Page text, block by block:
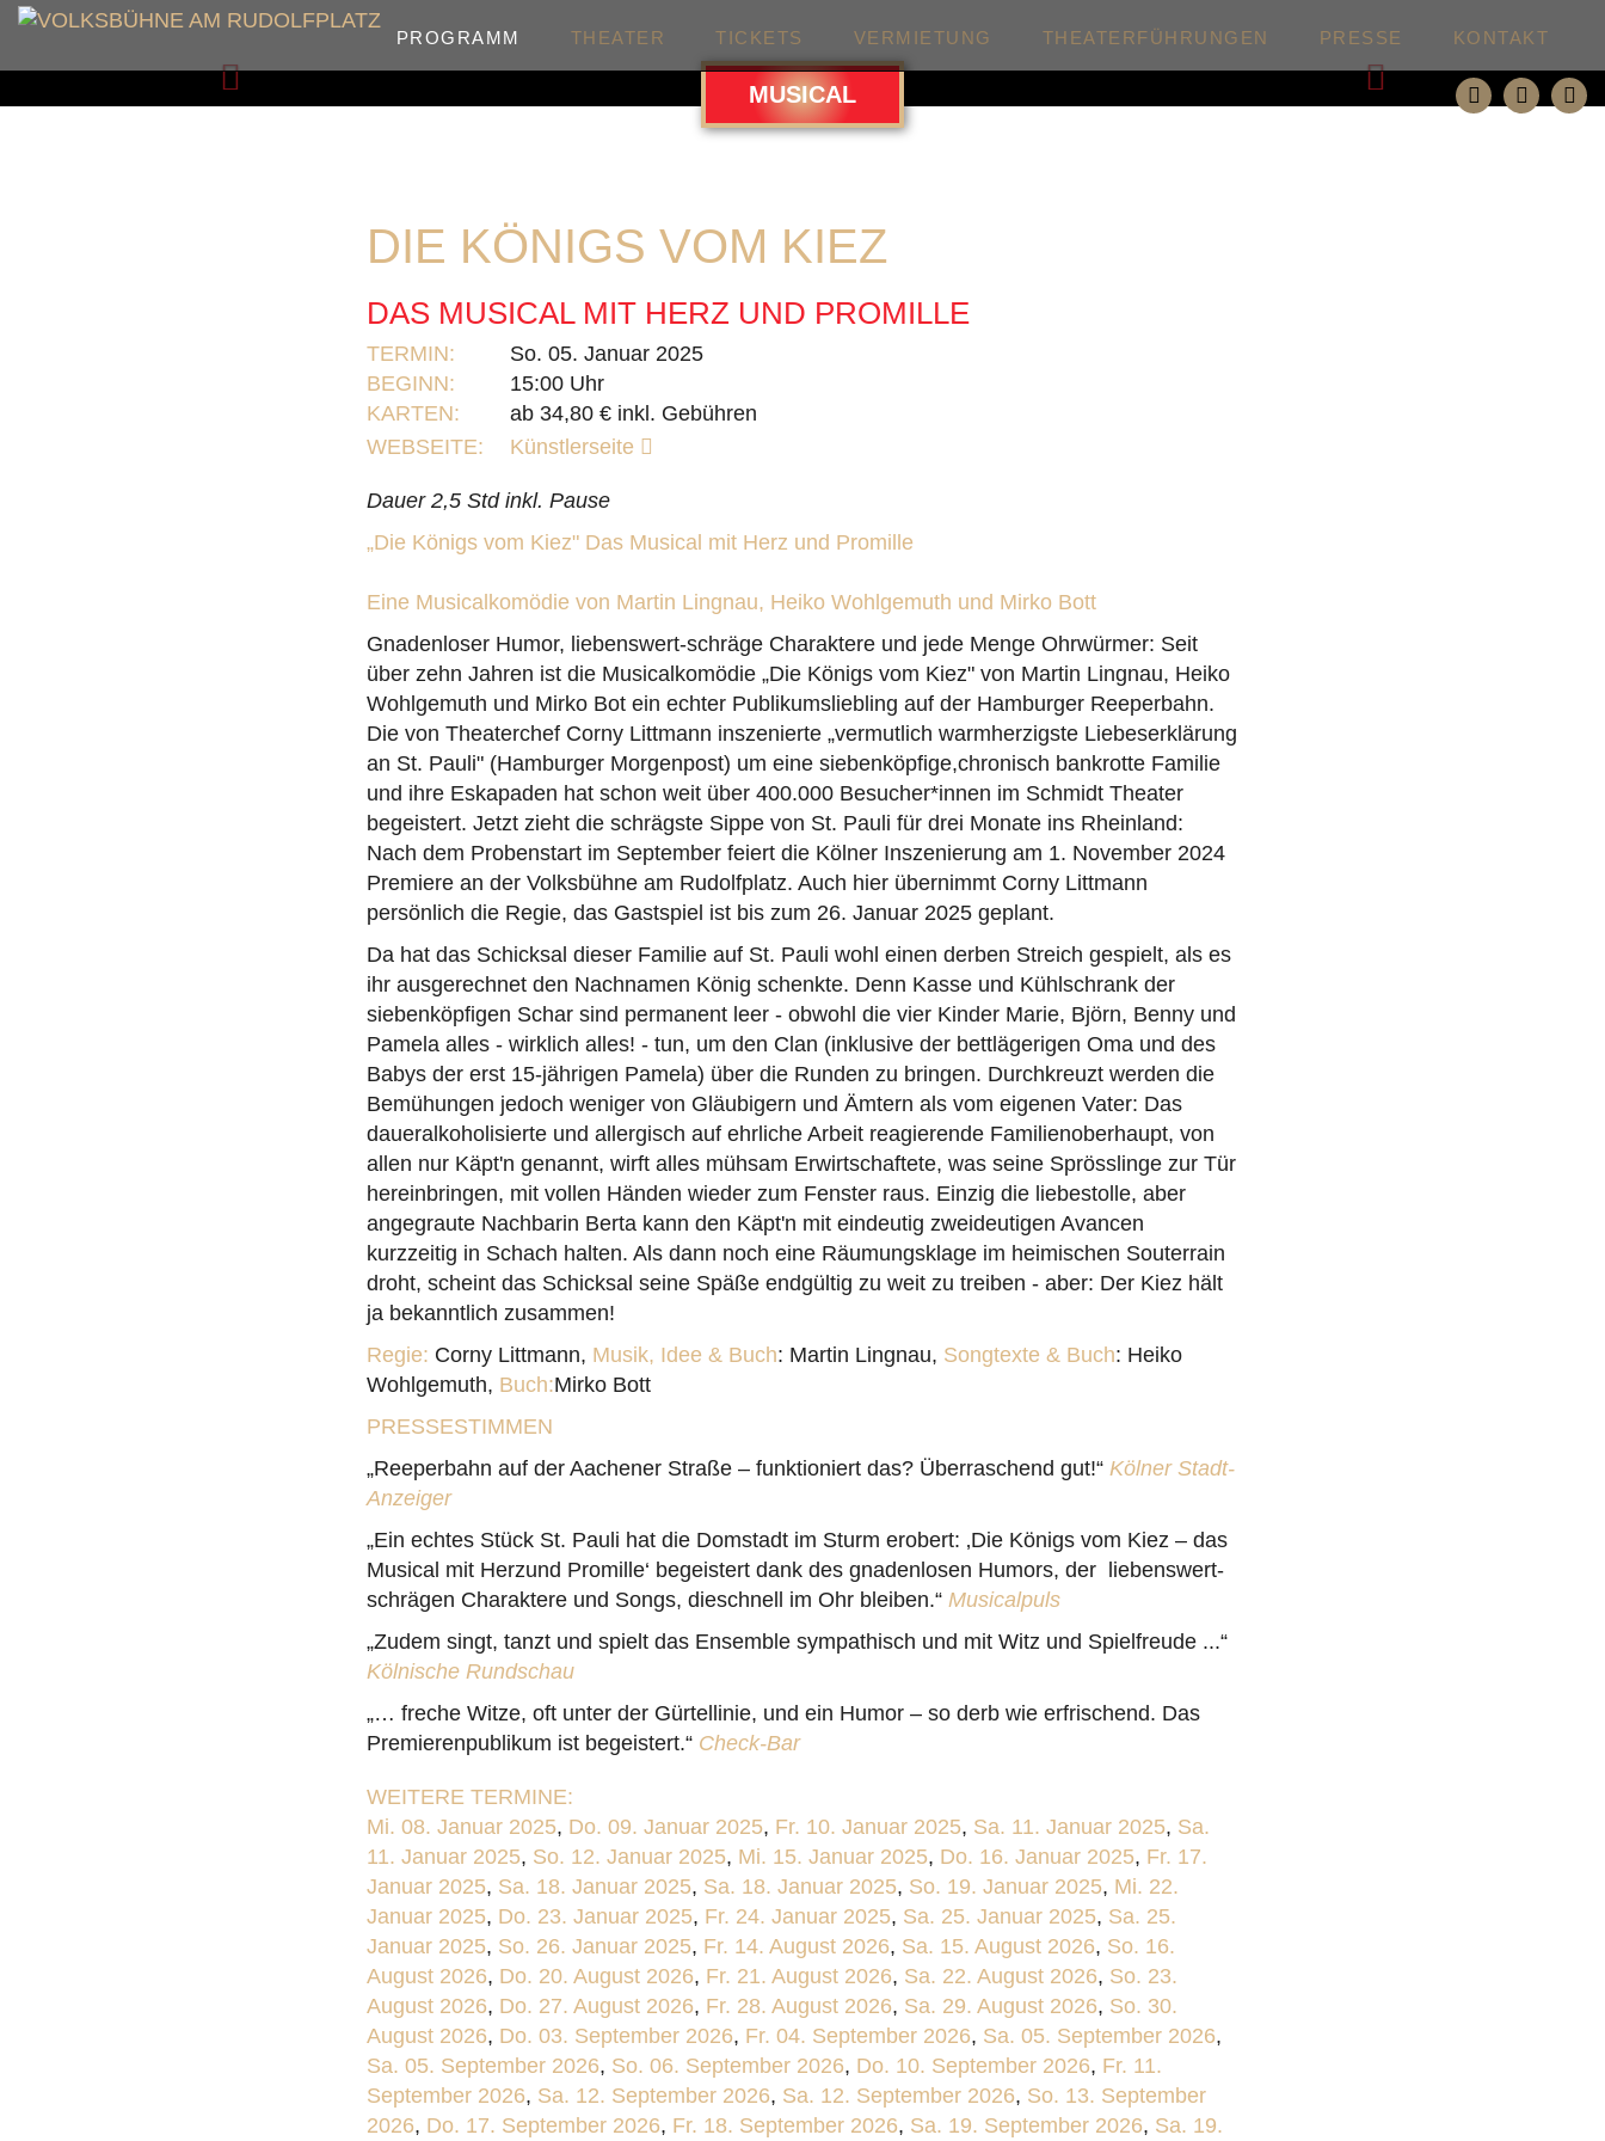
PROGRAMM THEATER TICKETS VERMIETUNG THEATERFÜHRUNGEN PRESSE KONTAKT
Zurück Weiter
MUSICAL
DIE KÖNIGS VOM KIEZ
DAS MUSICAL MIT HERZ UND PROMILLE
TERMIN:
So. 05. Januar 2025
BEGINN:
15:00 Uhr
KARTEN:
ab 34,80 € inkl. Gebühren
WEBSEITE:
Künstlerseite
Dauer 2,5 Std inkl. Pause
„Die Königs vom Kiez" Das Musical mit Herz und Promille
Eine Musicalkomödie von Martin Lingnau, Heiko Wohlgemuth und Mirko Bott
Gnadenloser Humor, liebenswert-schräge Charaktere und jede Menge Ohrwürmer: Seit
über zehn Jahren ist die Musicalkomödie „Die Königs vom Kiez" von Martin Lingnau, Heiko
Wohlgemuth und Mirko Bot ein echter Publikumsliebling auf der Hamburger Reeperbahn.
Die von Theaterchef Corny Littmann inszenierte „vermutlich warmherzigste Liebeserklärung
an St. Pauli" (Hamburger Morgenpost) um eine siebenköpfige,chronisch bankrotte Familie
und ihre Eskapaden hat schon weit über 400.000 Besucher*innen im Schmidt Theater
begeistert. Jetzt zieht die schrägste Sippe von St. Pauli für drei Monate ins Rheinland:
Nach dem Probenstart im September feiert die Kölner Inszenierung am 1. November 2024
Premiere an der Volksbühne am Rudolfplatz. Auch hier übernimmt Corny Littmann
persönlich die Regie, das Gastspiel ist bis zum 26. Januar 2025 geplant.
Da hat das Schicksal dieser Familie auf St. Pauli wohl einen derben Streich gespielt, als es
ihr ausgerechnet den Nachnamen König schenkte. Denn Kasse und Kühlschrank der
siebenköpfigen Schar sind permanent leer - obwohl die vier Kinder Marie, Björn, Benny und
Pamela alles - wirklich alles! - tun, um den Clan (inklusive der bettlägerigen Oma und des
Babys der erst 15-jährigen Pamela) über die Runden zu bringen. Durchkreuzt werden die
Bemühungen jedoch weniger von Gläubigern und Ämtern als vom eigenen Vater: Das
daueralkoholisierte und allergisch auf ehrliche Arbeit reagierende Familienoberhaupt, von
allen nur Käpt'n genannt, wirft alles mühsam Erwirtschaftete, was seine Sprösslinge zur Tür
hereinbringen, mit vollen Händen wieder zum Fenster raus. Einzig die liebestolle, aber
angegraute Nachbarin Berta kann den Käpt'n mit eindeutig zweideutigen Avancen
kurzzeitig in Schach halten. Als dann noch eine Räumungsklage im heimischen Souterrain
droht, scheint das Schicksal seine Späße endgültig zu weit zu treiben - aber: Der Kiez hält
ja bekanntlich zusammen!
Regie: Corny Littmann, Musik, Idee & Buch: Martin Lingnau, Songtexte & Buch: Heiko
Wohlgemuth, Buch:Mirko Bott
PRESSESTIMMEN
„Reeperbahn auf der Aachener Straße – funktioniert das? Überraschend gut!“ Kölner Stadt-
Anzeiger
„Ein echtes Stück St. Pauli hat die Domstadt im Sturm erobert: ‚Die Königs vom Kiez – das
Musical mit Herzund Promille‘ begeistert dank des gnadenlosen Humors, der liebenswert-
schrägen Charaktere und Songs, dieschnell im Ohr bleiben.“ Musicalpuls
„Zudem singt, tanzt und spielt das Ensemble sympathisch und mit Witz und Spielfreude ...“
Kölnische Rundschau
„… freche Witze, oft unter der Gürtellinie, und ein Humor – so derb wie erfrischend. Das
Premierenpublikum ist begeistert.“ Check-Bar
WEITERE TERMINE:
Mi. 08. Januar 2025, Do. 09. Januar 2025, Fr. 10. Januar 2025, Sa. 11. Januar 2025, Sa.
11. Januar 2025, So. 12. Januar 2025, Mi. 15. Januar 2025, Do. 16. Januar 2025, Fr. 17.
Januar 2025, Sa. 18. Januar 2025, Sa. 18. Januar 2025, So. 19. Januar 2025, Mi. 22.
Januar 2025, Do. 23. Januar 2025, Fr. 24. Januar 2025, Sa. 25. Januar 2025, Sa. 25.
Januar 2025, So. 26. Januar 2025, Fr. 14. August 2026, Sa. 15. August 2026, So. 16.
August 2026, Do. 20. August 2026, Fr. 21. August 2026, Sa. 22. August 2026, So. 23.
August 2026, Do. 27. August 2026, Fr. 28. August 2026, Sa. 29. August 2026, So. 30.
August 2026, Do. 03. September 2026, Fr. 04. September 2026, Sa. 05. September 2026,
Sa. 05. September 2026, So. 06. September 2026, Do. 10. September 2026, Fr. 11.
September 2026, Sa. 12. September 2026, Sa. 12. September 2026, So. 13. September
2026, Do. 17. September 2026, Fr. 18. September 2026, Sa. 19. September 2026, Sa. 19.